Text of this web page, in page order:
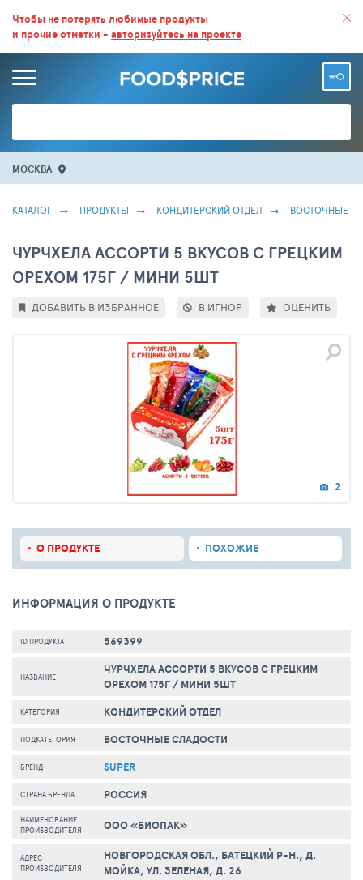
ВСЕ СКИДКИ И ВЫГОДНЫЕ ЦЕНЫ НА ПРОДУКТЫ В МАГАЗИНАХ.
БОЛЬШЕ 100 000 ТОВАРОВ. ЕЖЕДНЕВНОЕ ОБНОВЛЕНИЕ ЦЕН.
Чтобы не потерять любимые продукты
и прочие отметки - авторизуйтесь на проекте
МОСКВА
КАТАЛОГ ПРОДУКТЫ КОНДИТЕРСКИЙ ОТДЕЛ ВОСТОЧНЫЕ
ЧУРЧХЕЛА АССОРТИ 5 ВКУСОВ С ГРЕЦКИМ
ОРЕХОМ 175Г / МИНИ 5ШТ
2
ДОБАВИТЬ В ИЗБРАННОЕ В ИГНОР ОЦЕНИТЬ
О ПРОДУКТЕ ПОХОЖИЕ
ИНФОРМАЦИЯ О ПРОДУКТЕ
ID ПРОДУКТА 569399
НАЗВАНИЕ
ЧУРЧХЕЛА АССОРТИ 5 ВКУСОВ С ГРЕЦКИМ
ОРЕХОМ 175Г / МИНИ 5ШТ
КАТЕГОРИЯ КОНДИТЕРСКИЙ ОТДЕЛ
ПОДКАТЕГОРИЯ ВОСТОЧНЫЕ СЛАДОСТИ
БРЕНД SUPER
СТРАНА БРЕНДА РОССИЯ
НАИМЕНОВАНИЕ
ПРОИЗВОДИТЕЛЯ
ООО «БИОПАК»
АДРЕС
ПРОИЗВОДИТЕЛЯ
НОВГОРОДСКАЯ ОБЛ., БАТЕЦКИЙ Р-Н., Д.
МОЙКА, УЛ. ЗЕЛЕНАЯ, Д. 26